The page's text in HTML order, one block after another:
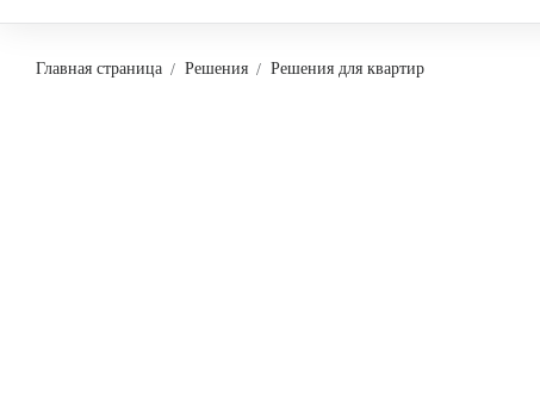
Главная страница Решения Решения для квартир